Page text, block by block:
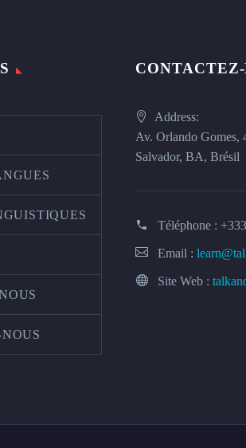
CONTACTEZ-
Address:
Av. Orlando Gomes,
Salvador, BA, Brésil
Téléphone :
Email :
Site Web :